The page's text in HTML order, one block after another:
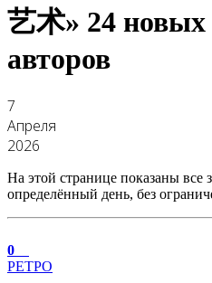
艺术» 24 новых
авторов
7
Апреля
2026
На этой странице показаны все
определённый день, без
0
РЕТРО